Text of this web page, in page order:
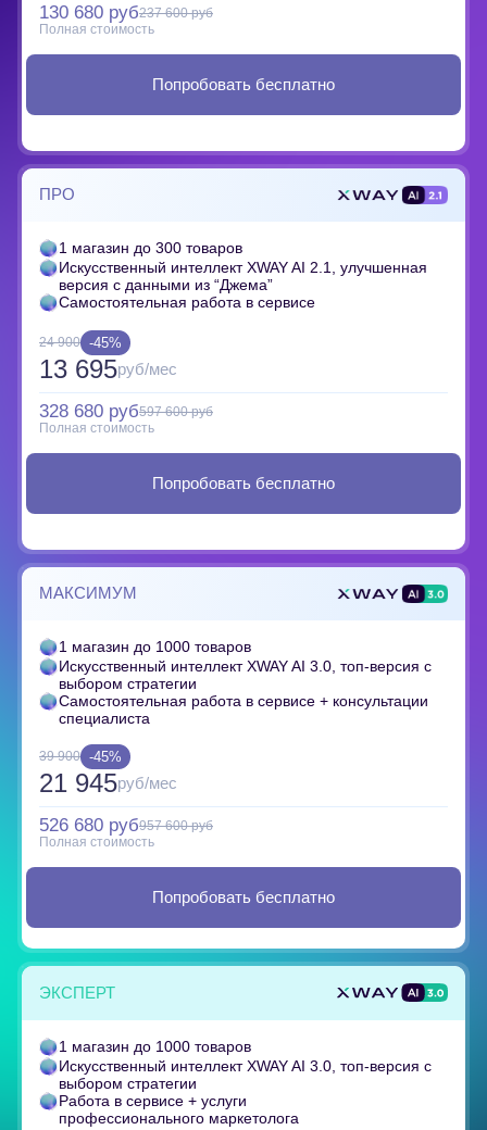
130 680 руб237 600 руб
Полная стоимость
Попробовать бесплатно
ПРО
1 магазин до 300 товаров
Искусственный интеллект XWAY AI 2.1, улучшенная
версия с данными из “Джема”
Самостоятельная работа в сервисе
24 900 -45%
13 695руб/мес
328 680 руб597 600 руб
Полная стоимость
Попробовать бесплатно
МАКСИМУМ
1 магазин до 1000 товаров
Искусственный интеллект XWAY AI 3.0, топ-версия с
выбором стратегии
Самостоятельная работа в сервисе + консультации
специалиста
39 900 -45%
21 945руб/мес
526 680 руб957 600 руб
Полная стоимость
Попробовать бесплатно
ЭКСПЕРТ
1 магазин до 1000 товаров
Искусственный интеллект XWAY AI 3.0, топ-версия с
выбором стратегии
Работа в сервисе + услуги
профессионального маркетолога